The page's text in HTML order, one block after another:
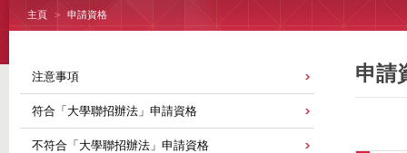
主頁 申請資格
注意事項
符合「大學聯招辦法」申請資格
不符合「大學聯招辦法」申請資格
申請